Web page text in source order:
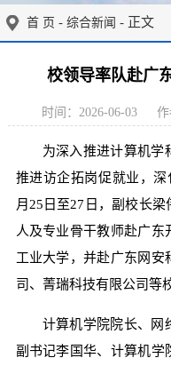
首 页 - 综合新闻 - 正文
校领导率队赴广
时间：2026-06-03
为深入推进计算机学
推进访企拓岗促就业，
月25日至27日，副校长
人及专业骨干教师赴广东
工业大学，并赴广东网安
司、菁瑞科技有限公司等
计算机学院院长、网
副书记李国华、计算机学